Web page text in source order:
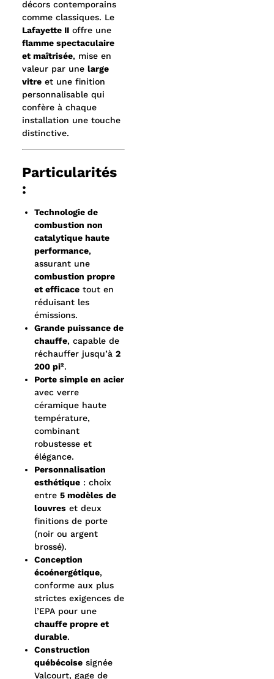
décors contemporains
comme classiques. Le
Lafayette II offre une
flamme spectaculaire
et maîtrisée, mise en
valeur par unelarge
vitre et une finition
personnalisable qui
confère à chaque
installation une touche
distinctive.
Particularités
:
Technologie de
combustion non
catalytique haute
performance,
assurant une
combustion propre
et efficace tout en
réduisant les
émissions.
Grande puissance de
chauffe, capable de
réchauffer jusqu’à2
200 pi².
Porte simple en acier
avec verre
céramique haute
température,
combinant
robustesse et
élégance.
Personnalisation
esthétique : choix
entre5 modèles de
louvres et deux
finitions de porte
(noir ou argent
brossé).
Conception
écoénergétique,
conforme aux plus
strictes exigences de
l’EPA pour une
chauffe propre et
durable.
Construction
québécoise signée
Valcourt, gage de